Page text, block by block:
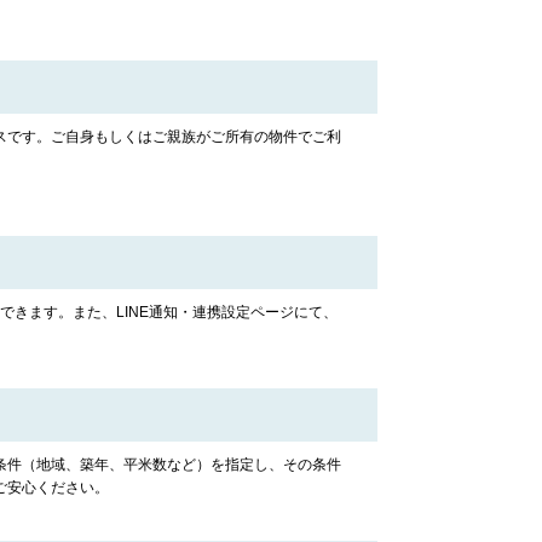
す。ご自身もしくはご親族がご所有の物件でご利
ます。また、LINE通知・連携設定ページにて、
（地域、築年、平米数など）を指定し、その条件
心ください。